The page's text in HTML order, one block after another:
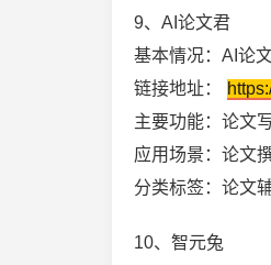
9、AI论文君
基本情况：AI论
链接地址：
主要功能：论文
应用场景：论文
分类标签：论文
10、智元兔